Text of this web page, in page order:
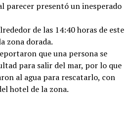
parecer presentó un inesperado
de las 14:40 horas de este
zona dorada.
que una persona se
para salir del mar, por lo que
al agua para rescatarlo, con
hotel de la zona.